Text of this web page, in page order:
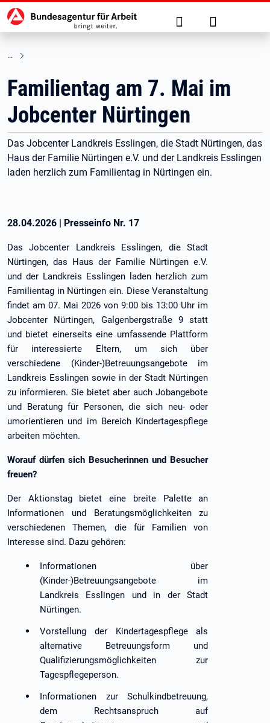
zu den Hauptinhalten springen
Hauptnavigation Suche Anmelden
Familientag am 7. Mai im
Jobcenter Nürtingen
Das Jobcenter Landkreis Esslingen, die Stadt Nürtingen, das
Haus der Familie Nürtingen e.V. und der Landkreis Esslingen
laden herzlich zum Familientag in Nürtingen ein.
28.04.2026 | Presseinfo Nr. 17
Das Jobcenter Landkreis Esslingen, die Stadt
Nürtingen, das Haus der Familie Nürtingen e.V.
und der Landkreis Esslingen laden herzlich zum
Familientag in Nürtingen ein. Diese Veranstaltung
findet am 07. Mai 2026 von 9:00 bis 13:00 Uhr im
Jobcenter Nürtingen, Galgenbergstraße 9 statt
und bietet einerseits eine umfassende Plattform
für interessierte Eltern, um sich über
verschiedene (Kinder-)Betreuungsangebote im
Landkreis Esslingen sowie in der Stadt Nürtingen
zu informieren. Sie bietet aber auch Jobangebote
und Beratung für Personen, die sich neu- oder
umorientieren und im Bereich Kindertagespflege
arbeiten möchten.
Worauf dürfen sich Besucherinnen und Besucher
freuen?
Der Aktionstag bietet eine breite Palette an
Informationen und Beratungsmöglichkeiten zu
verschiedenen Themen, die für Familien von
Interesse sind. Dazu gehören:
Informationen über
(Kinder-)Betreuungsangebote im
Landkreis Esslingen und in der Stadt
Nürtingen.
Vorstellung der Kindertagespflege als
alternative Betreuungsform und
Qualifizierungsmöglichkeiten zur
Tagespflegeperson.
Informationen zur Schulkindbetreuung,
dem Rechtsanspruch auf